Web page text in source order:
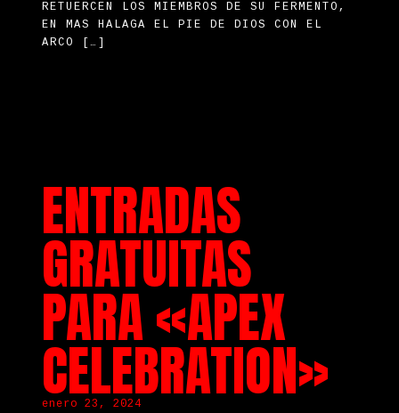
RETUERCEN LOS MIEMBROS DE SU FERMENTO,
EN MAS HALAGA EL PIE DE DIOS CON EL
ARCO […]
ENTRADAS
GRATUITAS
PARA «APEX
CELEBRATION»
enero 23, 2024